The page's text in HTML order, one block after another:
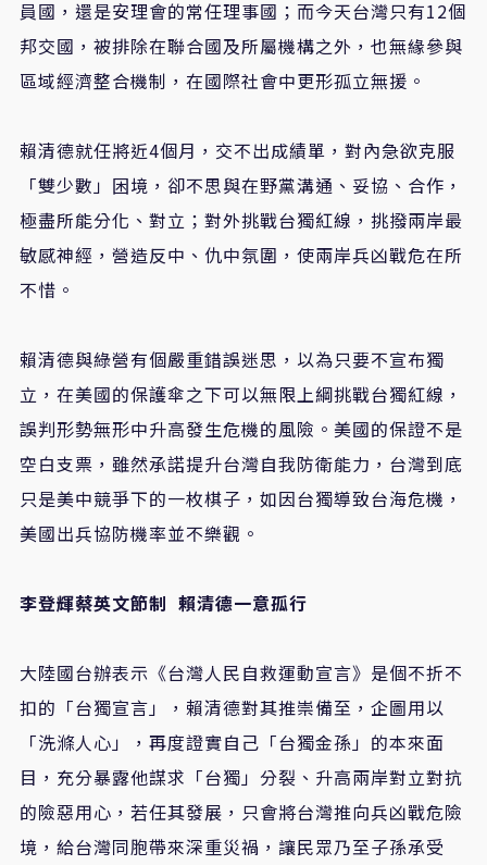
員國，還是安理會的常任理事國；而今天台灣只有12個
邦交國，被排除在聯合國及所屬機構之外，也無緣參與
區域經濟整合機制，在國際社會中更形孤立無援。
賴清德就任將近4個月，交不出成績單，對內急欲克服
「雙少數」困境，卻不思與在野黨溝通、妥協、合作，
極盡所能分化、對立；對外挑戰台獨紅線，挑撥兩岸最
敏感神經，營造反中、仇中氛圍，使兩岸兵凶戰危在所
不惜。
賴清德與綠營有個嚴重錯誤迷思，以為只要不宣布獨
立，在美國的保護傘之下可以無限上綱挑戰台獨紅線，
誤判形勢無形中升高發生危機的風險。美國的保證不是
空白支票，雖然承諾提升台灣自我防衛能力，台灣到底
只是美中競爭下的一枚棋子，如因台獨導致台海危機，
美國出兵協防機率並不樂觀。
李登輝蔡英文節制 賴清德一意孤行
大陸國台辦表示《台灣人民自救運動宣言》是個不折不
扣的「台獨宣言」，賴清德對其推崇備至，企圖用以
「洗滌人心」，再度證實自己「台獨金孫」的本來面
目，充分暴露他謀求「台獨」分裂、升高兩岸對立對抗
的險惡用心，若任其發展，只會將台灣推向兵凶戰危險
境，給台灣同胞帶來深重災禍，讓民眾乃至子孫承受